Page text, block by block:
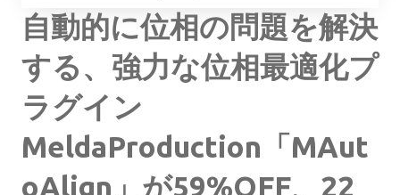
自動的に位相の問題を解決
する、強力な位相最適化プ
ラグイン
MeldaProduction「MAut
oAlign」が59%OFF、22